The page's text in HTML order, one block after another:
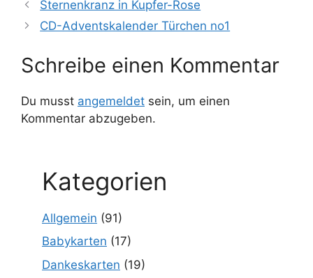
Sternenkranz in Kupfer-Rose
CD-Adventskalender Türchen no1
Schreibe einen Kommentar
Du musst angemeldet sein, um einen
Kommentar abzugeben.
Kategorien
Allgemein (91)
Babykarten (17)
Dankeskarten (19)